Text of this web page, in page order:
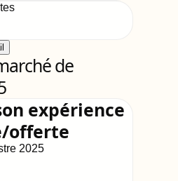
de
expérience
offerte
2025